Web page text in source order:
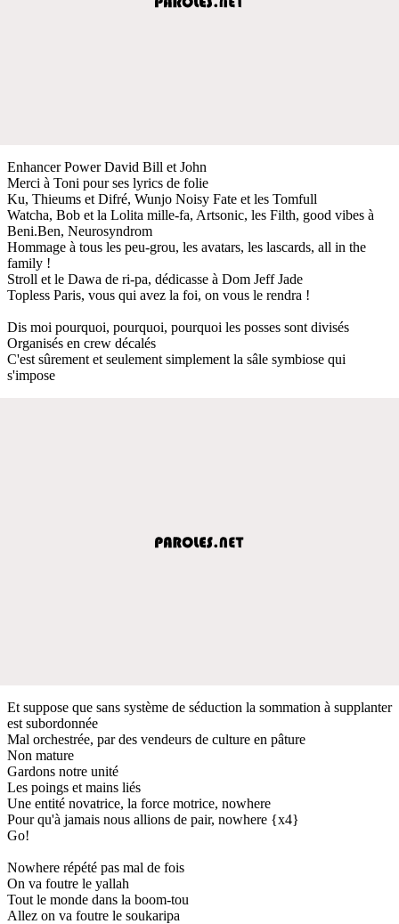
Enhancer Power David Bill et John
Merci à Toni pour ses lyrics de folie
Ku, Thieums et Difré, Wunjo Noisy Fate et les Tomfull
Watcha, Bob et la Lolita mille-fa, Artsonic, les Filth, good vibes à
Beni.Ben, Neurosyndrom
Hommage à tous les peu-grou, les avatars, les lascards, all in the
family !
Stroll et le Dawa de ri-pa, dédicasse à Dom Jeff Jade
Topless Paris, vous qui avez la foi, on vous le rendra !
Dis moi pourquoi, pourquoi, pourquoi les posses sont divisés
Organisés en crew décalés
C'est sûrement et seulement simplement la sâle symbiose qui
s'impose
Et suppose que sans système de séduction la sommation à supplanter
est subordonnée
Mal orchestrée, par des vendeurs de culture en pâture
Non mature
Gardons notre unité
Les poings et mains liés
Une entité novatrice, la force motrice, nowhere
Pour qu'à jamais nous allions de pair, nowhere {x4}
Go!
Nowhere répété pas mal de fois
On va foutre le yallah
Tout le monde dans la boom-tou
Allez on va foutre le soukaripa